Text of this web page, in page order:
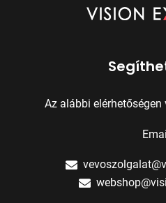
Az alábbi elérhetőségen